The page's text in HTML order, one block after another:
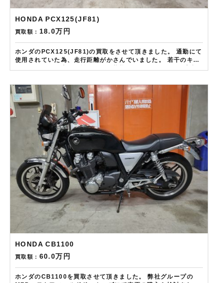
HONDA PCX125(JF81)
買取額： 18.0万円
ホンダのPCX125(JF81)の買取をさせて頂きました。 通勤にて
使用されていた為、走行距離がかさんでいました。 若干のキズ
FB・Instagramからご依頼のお客様にAmazonギフトカード１
万分を進呈しております！ さらに特典として↓↓↓ 現在バイク査
定ドットコムではキャンペーンとして次回Amazonギフトカー
ド1万円分が必ずもらえるスペシャルカードを贈呈中です。2台
目から半永続的に使えますし何とご紹介頂いても適用となりま
す。無事成約しましたらAmazonギフト券を贈呈致しま
す！！！ ※但し50㏄以下の原付は除く。皆様のご用命お待ちし
ております！！！
HONDA CB1100
買取額： 60.0万円
ホンダのCB1100を買取させて頂きました。 弊社グループの